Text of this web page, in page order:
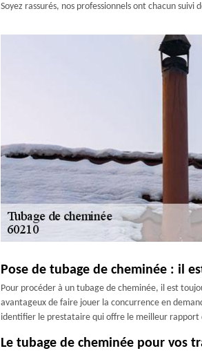
Soyez rassurés, nos professionnels ont chacun
Pose de tubage de cheminée : il
Pour procéder à un tubage de cheminée, il est
avantageux de faire jouer la concurrence en
identifier le prestataire qui offre le meilleur rapport
Le tubage de cheminée pour vos